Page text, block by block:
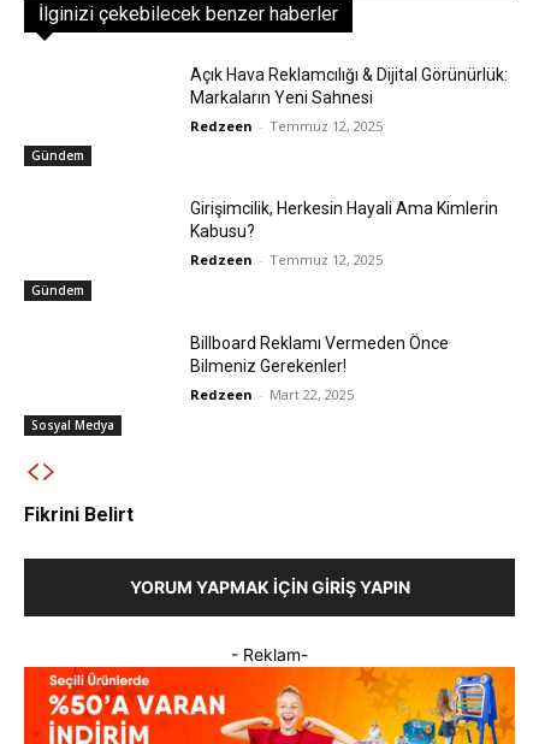
İlginizi çekebilecek benzer haberler
Gündem
Açık Hava Reklamcılığı & Dijital Görünürlük:
Markaların Yeni Sahnesi
Redzeen - Temmuz 12, 2025
Gündem
Girişimcilik, Herkesin Hayali Ama Kimlerin
Kabusu?
Redzeen - Temmuz 12, 2025
Sosyal Medya
Billboard Reklamı Vermeden Önce
Bilmeniz Gerekenler!
Redzeen - Mart 22, 2025
Fikrini Belirt
YORUM YAPMAK İÇIN GIRIŞ YAPIN
- Reklam-